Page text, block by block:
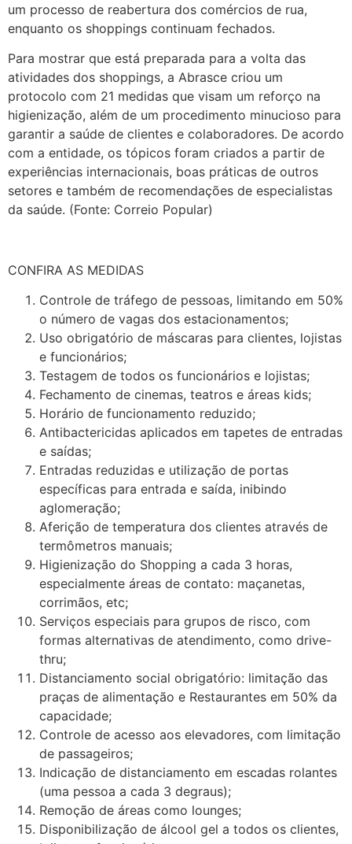
um processo de reabertura dos comércios de rua,
enquanto os shoppings continuam fechados.
Para mostrar que está preparada para a volta das
atividades dos shoppings, a Abrasce criou um
protocolo com 21 medidas que visam um reforço na
higienização, além de um procedimento minucioso para
garantir a saúde de clientes e colaboradores. De acordo
com a entidade, os tópicos foram criados a partir de
experiências internacionais, boas práticas de outros
setores e também de recomendações de especialistas
da saúde. (Fonte: Correio Popular)
CONFIRA AS MEDIDAS
Controle de tráfego de pessoas, limitando em 50%
o número de vagas dos estacionamentos;
Uso obrigatório de máscaras para clientes, lojistas
e funcionários;
Testagem de todos os funcionários e lojistas;
Fechamento de cinemas, teatros e áreas kids;
Horário de funcionamento reduzido;
Antibactericidas aplicados em tapetes de entradas
e saídas;
Entradas reduzidas e utilização de portas
específicas para entrada e saída, inibindo
aglomeração;
Aferição de temperatura dos clientes através de
termômetros manuais;
Higienização do Shopping a cada 3 horas,
especialmente áreas de contato: maçanetas,
corrimãos, etc;
Serviços especiais para grupos de risco, com
formas alternativas de atendimento, como drive-
thru;
Distanciamento social obrigatório: limitação das
praças de alimentação e Restaurantes em 50% da
capacidade;
Controle de acesso aos elevadores, com limitação
de passageiros;
Indicação de distanciamento em escadas rolantes
(uma pessoa a cada 3 degraus);
Remoção de áreas como lounges;
Disponibilização de álcool gel a todos os clientes,